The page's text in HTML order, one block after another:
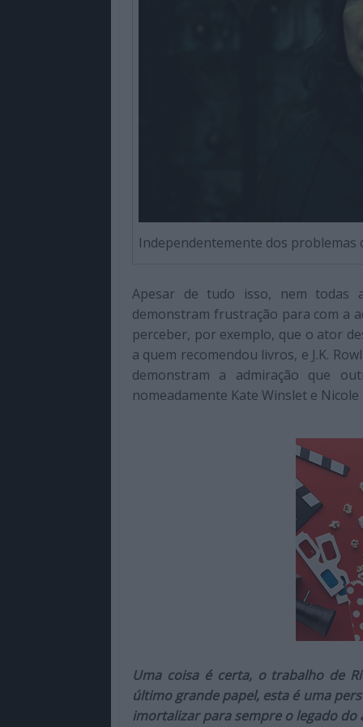
Independentemente dos problemas
Apesar de tudo isso, nem todas
demonstram frustração para com a
perceber, por exemplo, que o ator
a quem recomendou livros, e J.K.
demonstram a admiração que
nomeadamente Kate Winslet e Nicole
Uma coisa é certa, o trabalho de
último grande papel, esta é uma
imortalizar para sempre o legado do